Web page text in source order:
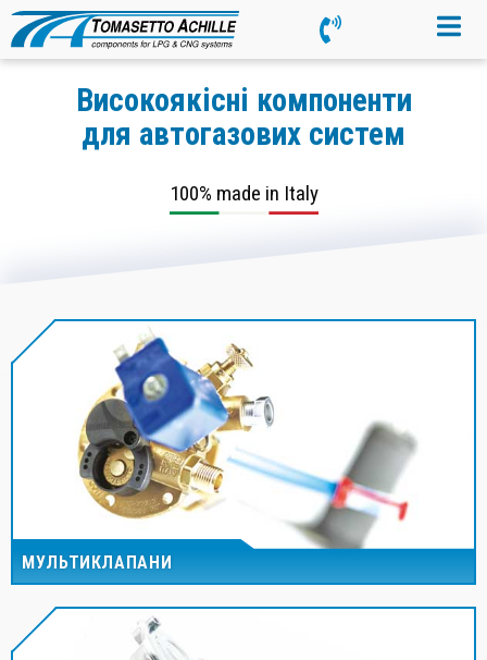
Високоякісні компоненти
для автогазових систем
100% made in Italy
МУЛЬТИКЛАПАНИ